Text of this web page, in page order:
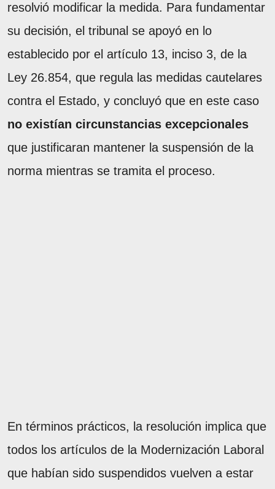
resolvió modificar la medida. Para fundamentar
su decisión, el tribunal se apoyó en lo
establecido por el artículo 13, inciso 3, de la
Ley 26.854, que regula las medidas cautelares
contra el Estado, y concluyó que en este caso
no existían circunstancias excepcionales
que justificaran mantener la suspensión de la
norma mientras se tramita el proceso.
En términos prácticos, la resolución implica que
todos los artículos de la Modernización Laboral
que habían sido suspendidos vuelven a estar